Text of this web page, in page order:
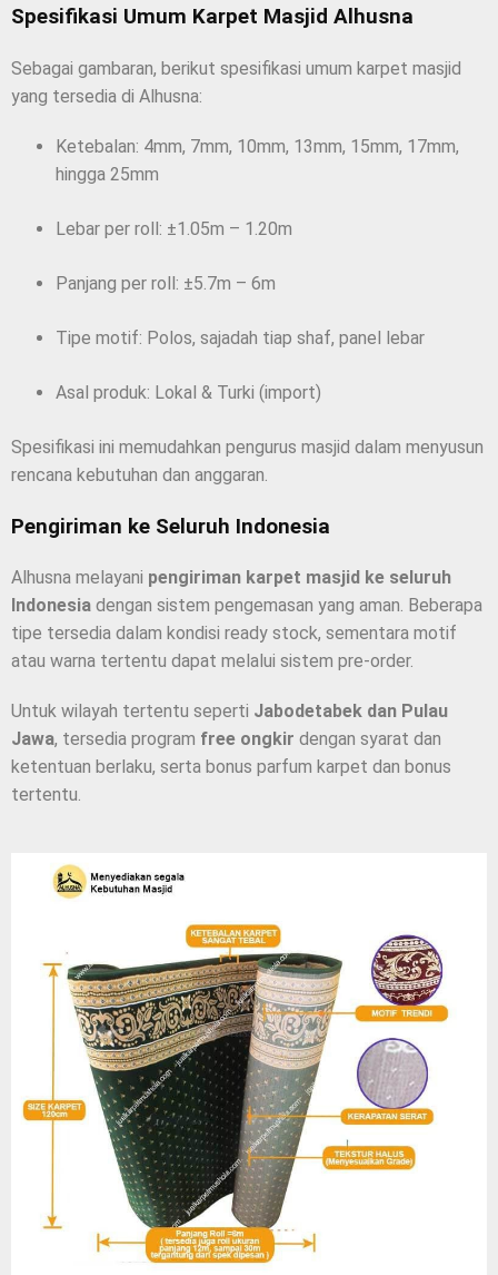
Spesifikasi Umum Karpet Masjid Alhusna
Sebagai gambaran, berikut spesifikasi umum karpet masjid
yang tersedia di Alhusna:
Ketebalan: 4mm, 7mm, 10mm, 13mm, 15mm, 17mm,
hingga 25mm
Lebar per roll: ±1.05m – 1.20m
Panjang per roll: ±5.7m – 6m
Tipe motif: Polos, sajadah tiap shaf, panel lebar
Asal produk: Lokal & Turki (import)
Spesifikasi ini memudahkan pengurus masjid dalam menyusun
rencana kebutuhan dan anggaran.
Pengiriman ke Seluruh Indonesia
Alhusna melayani pengiriman karpet masjid ke seluruh
Indonesia dengan sistem pengemasan yang aman. Beberapa
tipe tersedia dalam kondisi ready stock, sementara motif
atau warna tertentu dapat melalui sistem pre-order.
Untuk wilayah tertentu seperti Jabodetabek dan Pulau
Jawa, tersedia program free ongkir dengan syarat dan
ketentuan berlaku, serta bonus parfum karpet dan bonus
tertentu.